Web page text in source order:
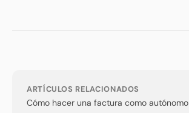
ARTÍCULOS RELACIONADOS
Cómo hacer una factura como autónomo